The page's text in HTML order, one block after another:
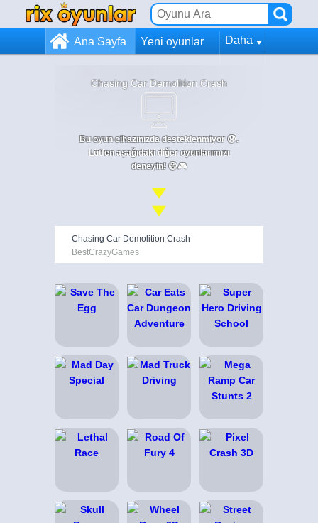
Ana Sayfa Yeni oyunlar Daha
Chasing Car Demolition Crash
Bu oyun cihazınızda desteklenmiyor 😞.
Lütfen aşağıdaki diğer oyunlarımızı
deneyin! 😄🎮
Chasing Car Demolition Crash
BestCrazyGames